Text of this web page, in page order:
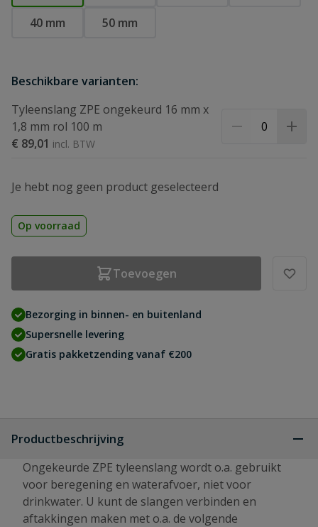
40 mm
50 mm
Beschikbare varianten:
Tyleenslang ZPE ongekeurd 16 mm x
1,8 mm rol 100 m
€ 89,01
Je hebt nog geen product geselecteerd
Op voorraad
Toevoegen
Bezorging in binnen- en buitenland
Supersnelle levering
Gratis pakketzending vanaf €200
Productbeschrijving
Ongekeurde ZPE tyleenslang wordt o.a. gebruikt
voor beregening en waterafvoer, niet voor
drinkwater. U kunt de slangen verbinden en
aftakkingen maken met o.a. de volgende